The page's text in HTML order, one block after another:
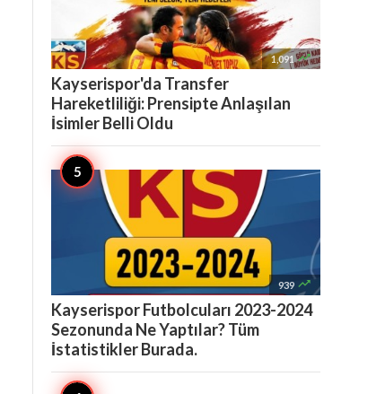
1,091 
Kayserispor'da Transfer
Hareketliliği: Prensipte Anlaşılan
İsimler Belli Oldu
939 
Kayserispor Futbolcuları 2023-2024
Sezonunda Ne Yaptılar? Tüm
İstatistikler Burada.